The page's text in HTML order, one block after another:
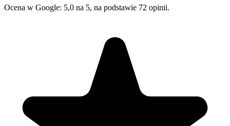
Ocena w Google: 5,0 na 5, na podstawie 72 opinii.